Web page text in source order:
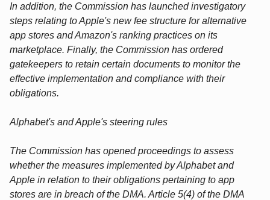
In addition, the Commission has launched investigatory
steps relating to Apple's new fee structure for alternative
app stores and Amazon's ranking practices on its
marketplace. Finally, the Commission has ordered
gatekeepers to retain certain documents to monitor the
effective implementation and compliance with their
obligations.
Alphabet's and Apple's steering rules
The Commission has opened proceedings to assess
whether the measures implemented by Alphabet and
Apple in relation to their obligations pertaining to app
stores are in breach of the DMA. Article 5(4) of the DMA